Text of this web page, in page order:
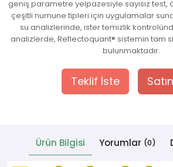
geniş parametre yelpazesiyle sayısız test,
çeşitli numune tipleri için uygulamalar
su analizlerinde, ister temizlik
analizlerde, Reflectoquant® sistemin tam
bulunmaktadır.
Teklif İste
Ürün Bilgisi Yorumlar (0)